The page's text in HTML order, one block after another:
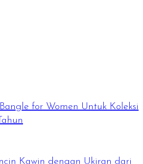
for Women Untuk Koleksi
Kawin dengan Ukiran dari